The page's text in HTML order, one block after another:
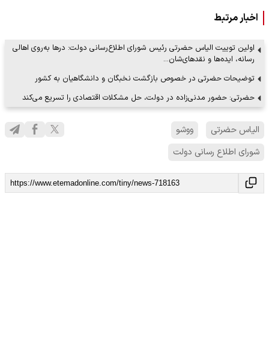
اخبار مرتبط
اولین توییت الیاس حضرتی رئیس شورای اطلاع‌رسانی دولت: درها به‌روی اهالی
رسانه، ایده‌ها و نقدهای‌شان…
توضیحات حضرتی در خصوص بازگشت نخبگان و دانشگاهیان به کشور
حضرتی: حضور مدنی‌زاده در دولت، حل مشکلات اقتصادی را تسریع می‌کند
الیاس حضرتی
ووشو
شورای اطلاع رسانی دولت